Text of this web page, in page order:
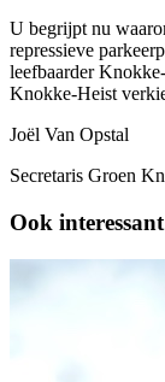
U begrijpt nu
repressieve
leefbaarder
Knokke-Heist
Joël Van Opstal
Secretaris Groen
Ook interessant